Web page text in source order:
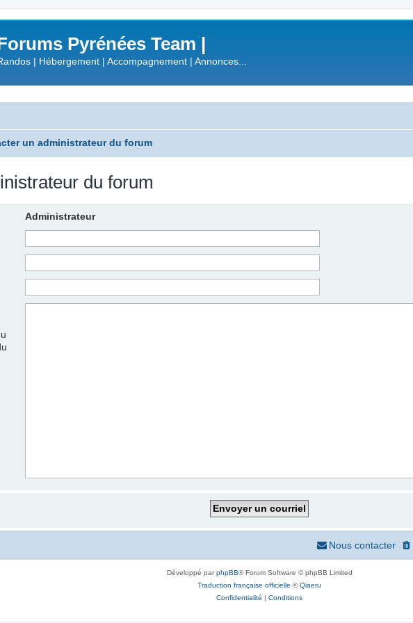
Pyrénées Team |
| Hébergement | Accompagnement | Annonces...
un administrateur du forum
du forum
Administrateur
Nous contacter
Développé parphpBB® Forum Software © phpBB Limited
Traduction française officielle ©Qiaeru
Confidentialité | Conditions